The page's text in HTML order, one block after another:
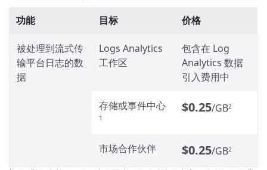
功能 目标 价格
被处理到流式传
输平台日志的数
据
Logs Analytics
工作区
包含在 Log
Analytics 数据
引入费用中
存储或事件中心
1
$0.25/GB2
市场合作伙伴 $0.25/GB2